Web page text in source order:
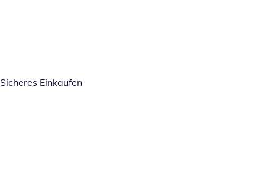
Sicheres Einkaufen